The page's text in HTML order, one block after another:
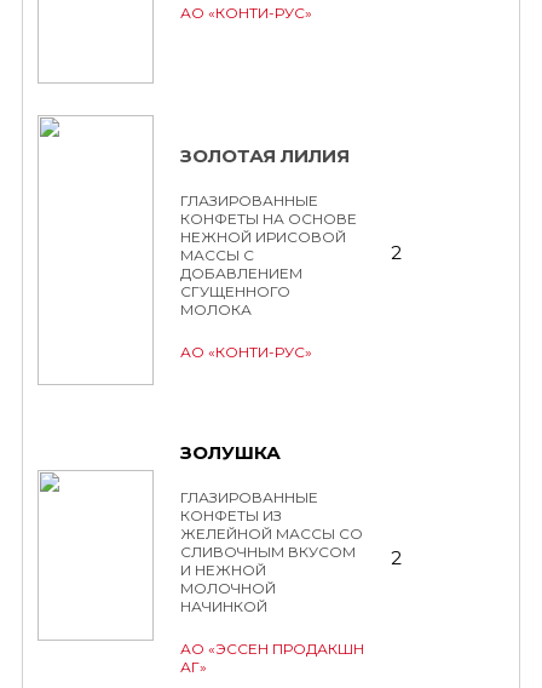
АО «КОНТИ-РУС»
ЗОЛОТАЯ ЛИЛИЯ
ГЛАЗИРОВАННЫЕ
КОНФЕТЫ НА ОСНОВЕ
НЕЖНОЙ ИРИСОВОЙ
МАССЫ С
ДОБАВЛЕНИЕМ
СГУЩЕННОГО
МОЛОКА
АО «КОНТИ-РУС»
2
ЗОЛУШКА
ГЛАЗИРОВАННЫЕ
КОНФЕТЫ ИЗ
ЖЕЛЕЙНОЙ МАССЫ СО
СЛИВОЧНЫМ ВКУСОМ
И НЕЖНОЙ
МОЛОЧНОЙ
НАЧИНКОЙ
АО «ЭССЕН ПРОДАКШН
АГ»
2